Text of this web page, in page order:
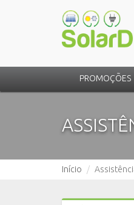
PROMOÇÕES
Início